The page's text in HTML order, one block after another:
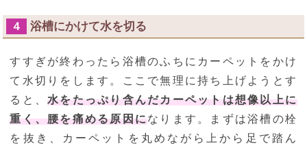
４ 浴槽にかけて水を切る
すすぎが終わったら浴槽のふちにカーペットをかけ
て水切りをします。ここで無理に持ち上げようとす
ると、水をたっぷり含んだカーペットは想像以上に
重く、腰を痛める原因になります。まずは浴槽の栓
を抜き、カーペットを丸めながら上から足で踏ん